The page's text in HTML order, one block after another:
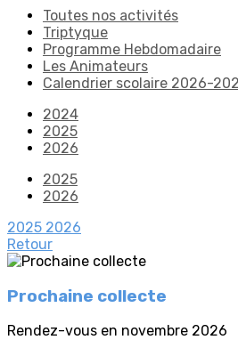
Toutes nos activités
Triptyque
Programme Hebdomadaire
Les Animateurs
Calendrier scolaire 2026-
2024
2025
2026
2025
2026
2025 2026
Retour
Prochaine collecte
Rendez-vous en novembre 2026